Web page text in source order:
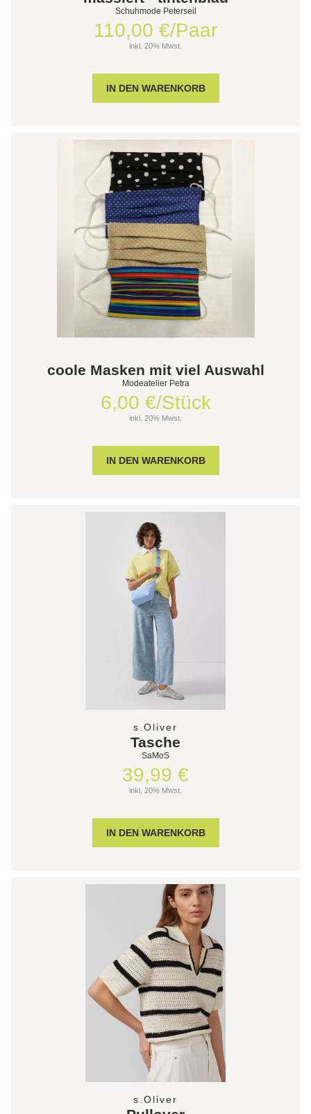
Schuhmode Peterseil
110,00 €/Paar
inkl. 20% Mwst.
coole Masken mit viel Auswahl
Modeatelier Petra
6,00 €/Stück
inkl. 20% Mwst.
s.Oliver
Tasche
SaMoS
39,99 €
inkl. 20% Mwst.
s.Oliver